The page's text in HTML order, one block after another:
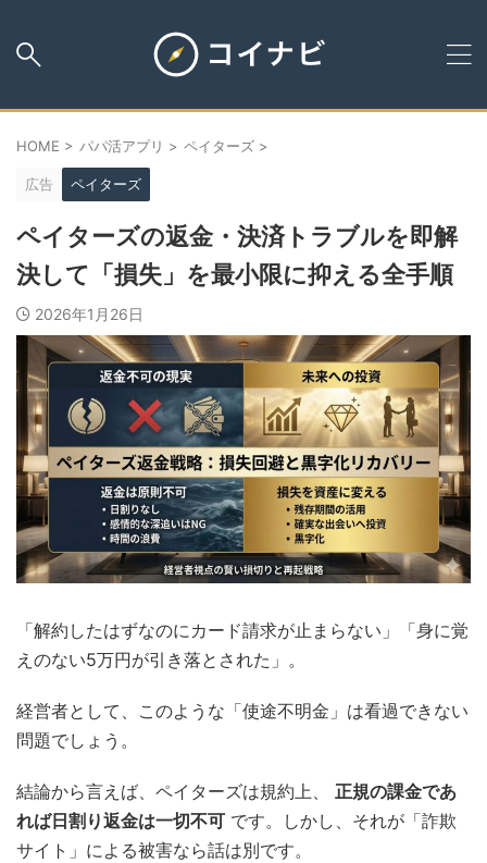
HOME > パパ活アプリ > ペイターズ >
広告 ペイターズ
ペイターズの返金・決済トラブルを即解
決して「損失」を最小限に抑える全手順
2026年1月26日
「解約したはずなのにカード請求が止まらない」「身に覚
えのない5万円が引き落とされた」。
経営者として、このような「使途不明金」は看過できない
問題でしょう。
結論から言えば、ペイターズは規約上、 正規の課金であ
れば日割り返金は一切不可 です。しかし、それが「詐欺
サイト」による被害なら話は別です。